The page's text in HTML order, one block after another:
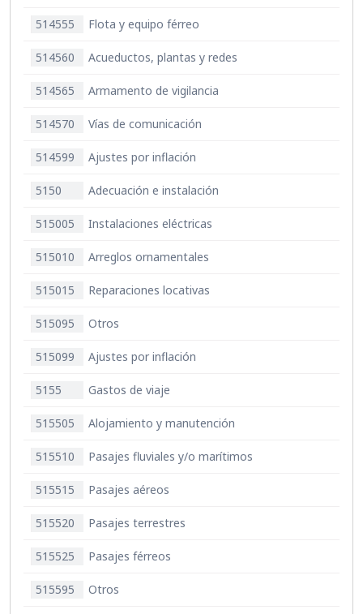
514555 Flota y equipo férreo
514560 Acueductos, plantas y redes
514565 Armamento de vigilancia
514570 Vías de comunicación
514599 Ajustes por inflación
5150 Adecuación e instalación
515005 Instalaciones eléctricas
515010 Arreglos ornamentales
515015 Reparaciones locativas
515095 Otros
515099 Ajustes por inflación
5155 Gastos de viaje
515505 Alojamiento y manutención
515510 Pasajes fluviales y/o marítimos
515515 Pasajes aéreos
515520 Pasajes terrestres
515525 Pasajes férreos
515595 Otros